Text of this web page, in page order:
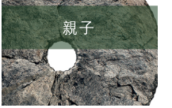
親子